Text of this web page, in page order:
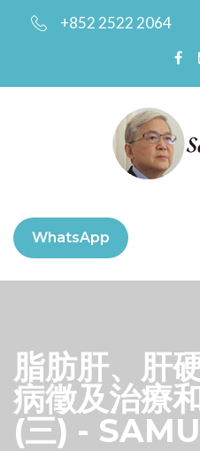
+852 2522 2064
WhatsApp
脂肪肝、肝
病徵及治療
(三) -